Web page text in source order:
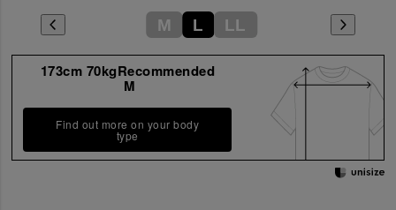
M L LL
173cm 70kgRecommended
M
Find out more on your body
type